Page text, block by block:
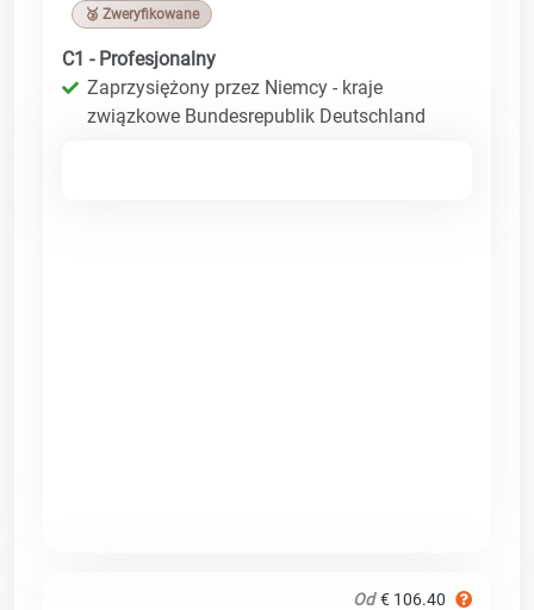
🥉 Zweryfikowane
C1 - Profesjonalny
Zaprzysiężony przez Niemcy - kraje
związkowe Bundesrepublik Deutschland
Od € 106.40